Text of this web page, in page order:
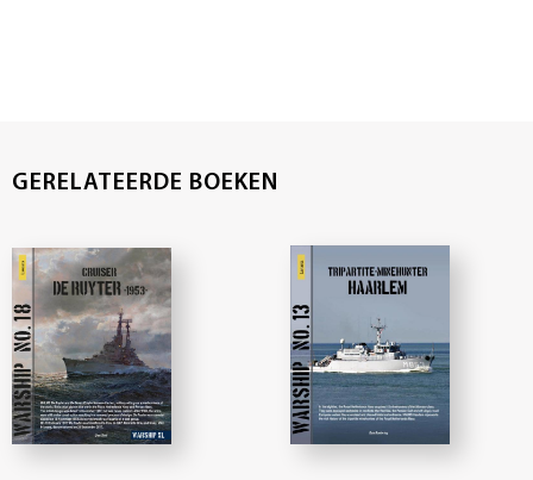
GERELATEERDE BOEKEN